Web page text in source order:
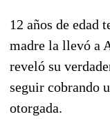
12 años de edad
madre la llevó a
reveló su
seguir cobrando
otorgada.